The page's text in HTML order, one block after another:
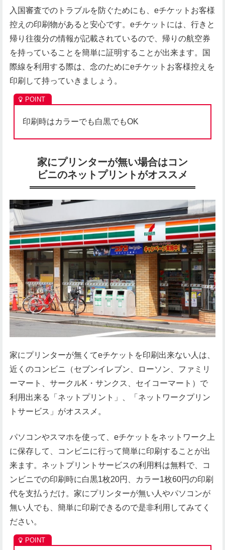
入国審査でのトラブルを防ぐためにも、eチケットお客様
控えの印刷物があると安心です。eチケットには、行きと
帰り往復分の情報が記載されているので、帰りの航空券
を持っていることを簡単に証明することが出来ます。国
際線を利用する際は、念のためにeチケットお客様控えを
印刷して持っていきましょう。
印刷時はカラーでも白黒でもOK
家にプリンターが無い場合はコン
ビニのネットプリントがオススメ
家にプリンターが無くてeチケットを印刷出来ない人は、
近くのコンビニ（セブンイレブン、ローソン、ファミリ
ーマート、サークルK・サンクス、セイコーマート）で
利用出来る「ネットプリント」、「ネットワークプリン
トサービス」がオススメ。
パソコンやスマホを使って、eチケットをネットワーク上
に保存して、コンビニに行って簡単に印刷することが出
来ます。ネットプリントサービスの利用料は無料で、コ
ンビニでの印刷時に白黒1枚20円、カラー1枚60円の印刷
代を支払うだけ。家にプリンターが無い人やパソコンが
無い人でも、簡単に印刷できるので是非利用してみてく
ださい。